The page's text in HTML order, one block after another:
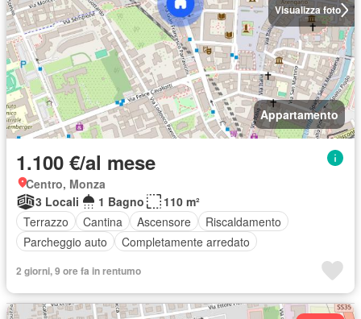
Visualizza foto
Appartamento
1.100 €/al mese
Centro, Monza
3 Locali
1 Bagno
110 m²
Terrazzo
Cantina Ascensore
Riscaldamento
Parcheggio auto
Completamente arredato
2 giorni, 9 ore fa in rentumo